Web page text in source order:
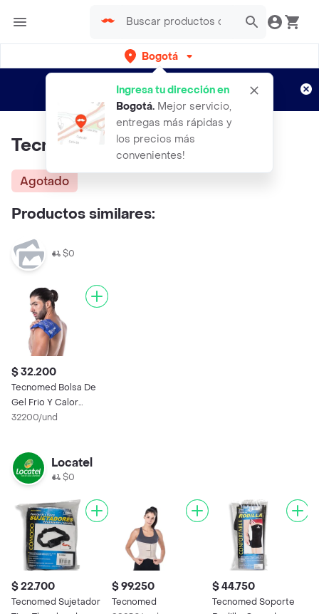
Bogotá
Ingresa tu dirección en
Bogotá. Mejor servicio,
entregas más rápidas y
los precios más
convenientes!
envíos gratis por semanas
Aplican TyC
Tecnomed Bolsa Frio
Agotado
Productos similares:
$0
$ 32.200
Tecnomed Bolsa De
Gel Frio Y Calor
Pequeña
32200/und
Locatel
$0
$ 22.700
Tecnomed Sujetador
$ 99.250
Tecnomed
$ 44.750
Tecnomed Soporte